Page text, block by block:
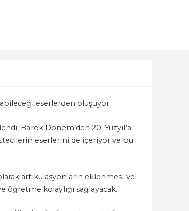
eserlerden oluşuyor.
Barok Dönem’den 20. Yüzyıl’a
eserlerini de içeriyor ve bu
artikülasyonların eklenmesi ve
öğretme kolaylığı sağlayacak.